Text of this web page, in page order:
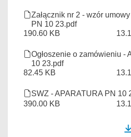
Załącznik nr 2 - wzór
PN 10 23.pdf
190.60 KB
Ogłoszenie o zamówieniu -
10 23.pdf
82.45 KB
SWZ - APARATURA PN 10
390.00 KB